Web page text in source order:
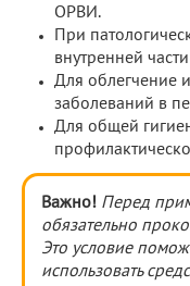
ОРВИ.
При
внутренней
Для облегчение
заболеваний в
Для общей
Важно! Перед
обязательно
Это условие
использовать